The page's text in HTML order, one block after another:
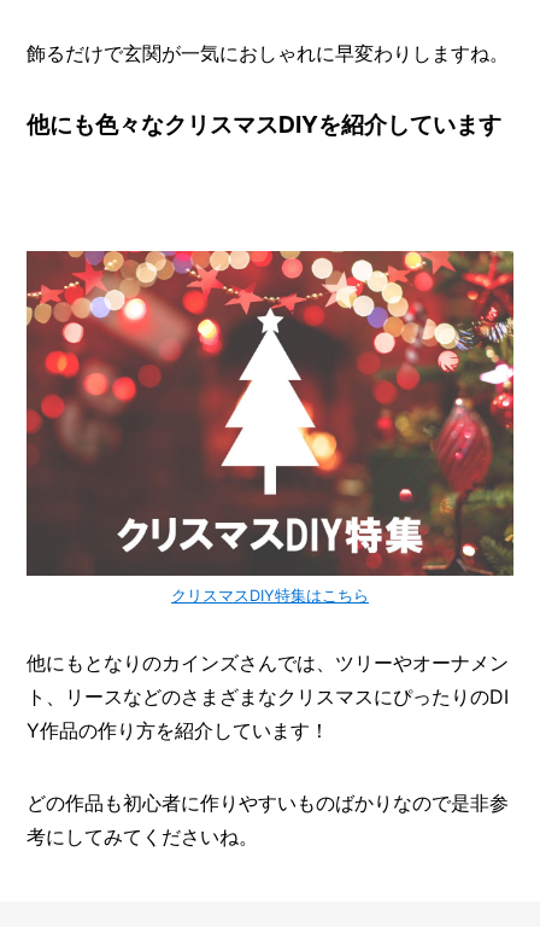
飾るだけで玄関が一気におしゃれに早変わりしますね。
他にも色々なクリスマスDIYを紹介しています
クリスマスDIY特集はこちら
他にもとなりのカインズさんでは、ツリーやオーナメン
ト、リースなどのさまざまなクリスマスにぴったりのDI
Y作品の作り方を紹介しています！
どの作品も初心者に作りやすいものばかりなので是非参
考にしてみてくださいね。